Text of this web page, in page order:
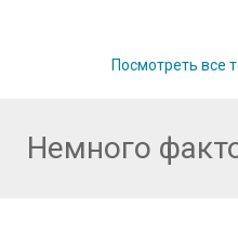
Посмотреть все
Немного